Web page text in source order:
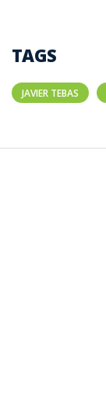
TAGS
JAVIER TEBAS